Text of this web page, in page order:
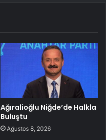
Ağıralioğlu Niğde’de Halkla
Buluştu
Ağustos 8, 2026